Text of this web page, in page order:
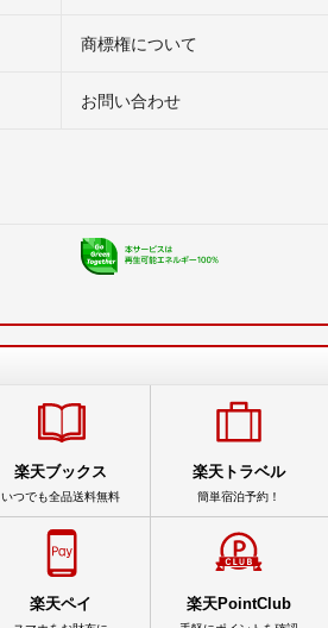
商標権について
お問い合わせ
楽天ブックス
いつでも全品送料無料
楽天トラベル
簡単宿泊予約！
楽天ペイ 楽天PointClub